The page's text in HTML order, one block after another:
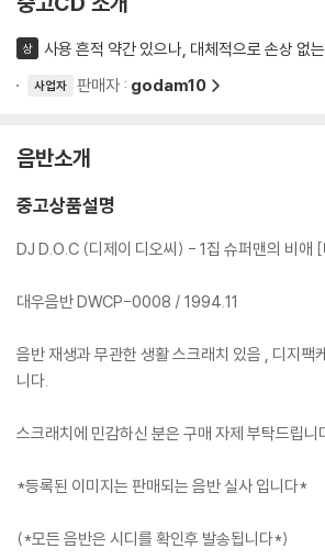
상 사용 흔적 약간 있으나, 대체적으로 손상 없
사업자 판매자 : godam10
음반소개
중고상품설명
DJ D.O.C (디제이 디오씨) - 1집 슈퍼맨의 비애
대우음반 DWCP-0008 / 1994.11
음반 재생과 무관한 생활 스크래치 있음 , 디지팩
니다.
스크래치에 민감하신 분은 구매 자제 부탁드립
*등록된 이미지는 판매되는 음반 실사 입니다*
(*모든 음반은 시디를 확인후 발송됩니다*)